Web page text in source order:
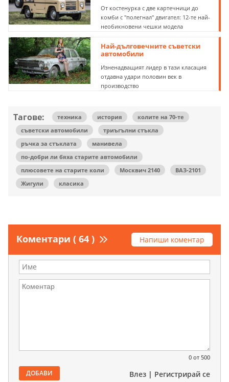
От костенурка с две картечници до
комби с "полегнал" двигател: 12-те най-
необикновени чешки модела
Най-дълговечните съветски
автомобили
Изненадващият лидер в тази класация
отдавна удари половин век в
производство
Тагове: техника история
колите на 70-те
съветски автомобили
триъгълни стъкла
ръчка за стъклата
манивела
по-добри ли бяха старите автомобили
плюсовете на старите коли
Москвич 2140
ВАЗ-2101
Жигули
класика
Коментари ( 64 ) Напиши коментар
0 от 500
ДОБАВИ Влез | Регистрирай се